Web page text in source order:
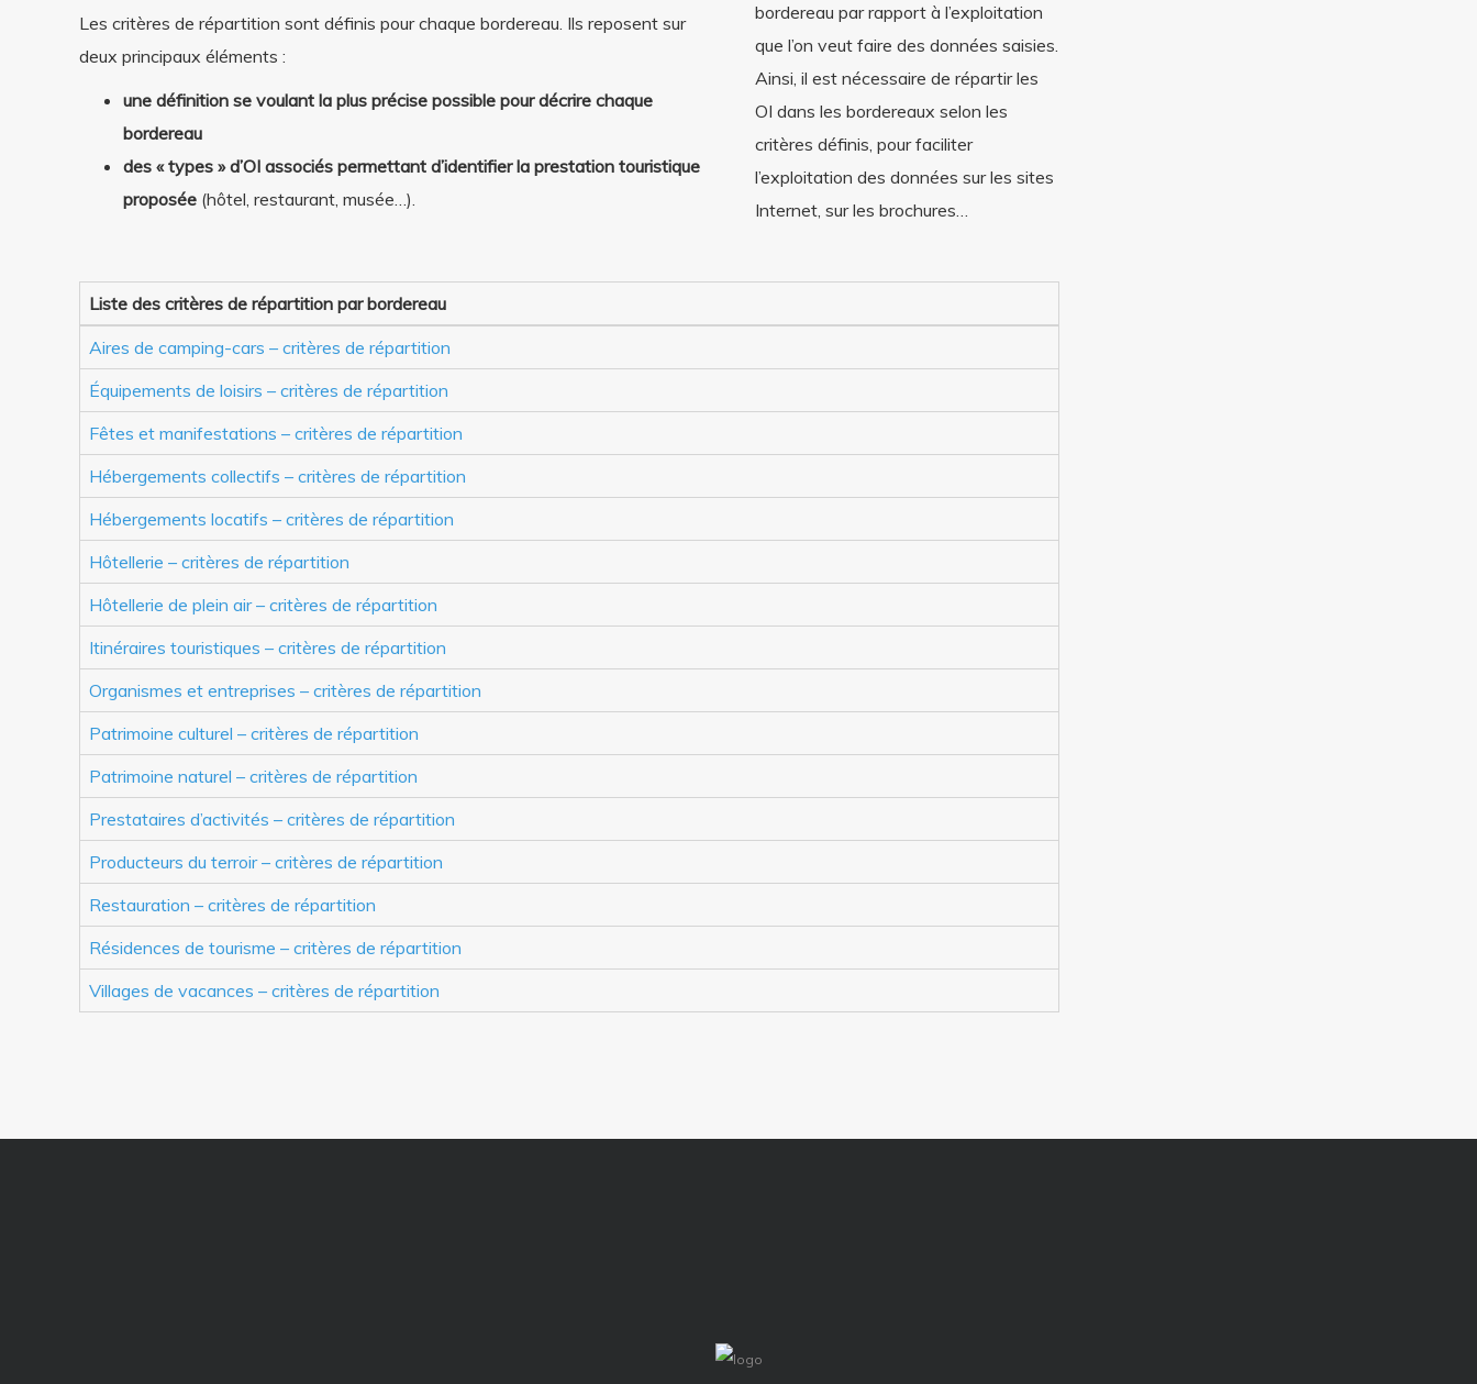
Les critères de répartition sont définis pour chaque bordereau. Ils reposent sur
deux principaux éléments :
une définition se voulant la plus précise possible pour décrire chaque
bordereau
des « types » d’OI associés permettant d’identifier la prestation touristique
proposée (hôtel, restaurant, musée…).
bordereau par rapport à l’exploitation
que l’on veut faire des données saisies.
Ainsi, il est nécessaire de répartir les
OI dans les bordereaux selon les
critères définis, pour faciliter
l’exploitation des données sur les sites
Internet, sur les brochures…
Liste des critères de répartition par bordereau
Aires de camping-cars – critères de répartition
Équipements de loisirs – critères de répartition
Fêtes et manifestations – critères de répartition
Hébergements collectifs – critères de répartition
Hébergements locatifs – critères de répartition
Hôtellerie – critères de répartition
Hôtellerie de plein air – critères de répartition
Itinéraires touristiques – critères de répartition
Organismes et entreprises – critères de répartition
Patrimoine culturel – critères de répartition
Patrimoine naturel – critères de répartition
Prestataires d’activités – critères de répartition
Producteurs du terroir – critères de répartition
Restauration – critères de répartition
Résidences de tourisme – critères de répartition
Villages de vacances – critères de répartition